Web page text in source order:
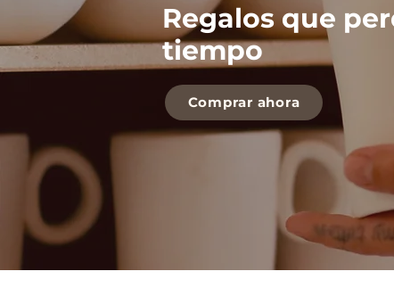
Regalos que
tiempo
Comprar ahora